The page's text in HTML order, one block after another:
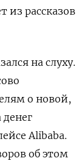
из рассказов
на слуху.
о новой,
денег
Alibaba.
об этом